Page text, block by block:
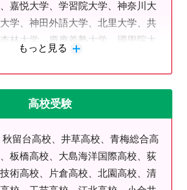
既卒生
学習塾です！
福生第一中・福生第一
小からのお問い合わせ
す！
嘉悦大学、学習院大学、神奈川大
学、神田外語大学、北里大学、共
林大学、慶應義塾大学、國學院大
大学、城西国際大学、上智大学、
成蹊大学、成城大学、聖路加国際
、崇城大学、大正大学、大東文化
、帝京科学大学、帝京平成大学、
家政大学、東京経済大学、東京工
徳大学、東京電機大学、東京薬科
もっと見る
高校受験
留台高校、井草高校、青梅総合高
板橋高校、大島海洋国際高校、荻
術高校、片倉高校、北園高校、清